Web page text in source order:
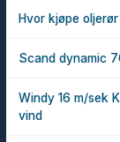
Hvor kjøpe
Scand dynamic
Windy 16 m/sek
vind